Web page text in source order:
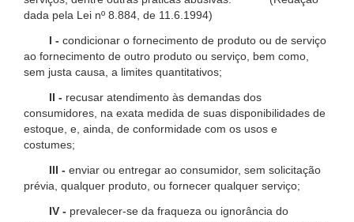
dada pela Lei nº 8.884, de 11.6.1994)
I - condicionar o fornecimento de produto ou de serviço
ao fornecimento de outro produto ou serviço, bem como,
sem justa causa, a limites quantitativos;
II - recusar atendimento às demandas dos
consumidores, na exata medida de suas disponibilidades de
estoque, e, ainda, de conformidade com os usos e
costumes;
III - enviar ou entregar ao consumidor, sem solicitação
prévia, qualquer produto, ou fornecer qualquer serviço;
IV - prevalecer-se da fraqueza ou ignorância do